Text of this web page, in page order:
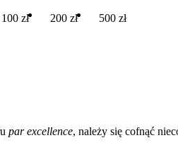
100 zł 200 zł 500 zł
par excellence, należy się cofnąć